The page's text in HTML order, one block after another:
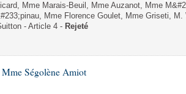
Mme Marais-Beuil, Mme Auzanot, Mme
Mme Florence Goulet, Mme Griseti,
- Article 4 - Rejeté
Ségolène Amiot